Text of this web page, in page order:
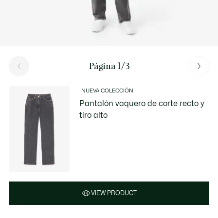
Página 1/3
NUEVA COLECCIÓN
Pantalón vaquero de corte recto y
tiro alto
VIEW PRODUCT